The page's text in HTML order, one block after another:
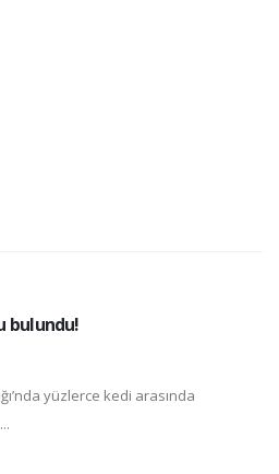
bulundu!
yüzlerce kedi arasında